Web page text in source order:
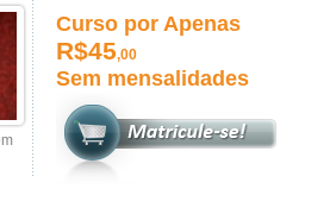
Curso por Apenas
R$45,00
Sem mensalidades